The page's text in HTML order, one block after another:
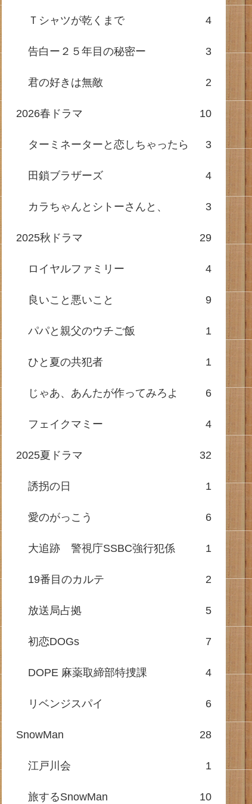
Ｔシャツが乾くまで 4
告白ー２５年目の秘密ー 3
君の好きは無敵 2
2026春ドラマ 10
ターミネーターと恋しちゃったら 3
田鎖ブラザーズ 4
カラちゃんとシトーさんと、 3
2025秋ドラマ 29
ロイヤルファミリー 4
良いこと悪いこと 9
パパと親父のウチご飯 1
ひと夏の共犯者 1
じゃあ、あんたが作ってみろよ 6
フェイクマミー 4
2025夏ドラマ 32
誘拐の日 1
愛のがっこう 6
大追跡 警視庁SSBC強行犯係 1
19番目のカルテ 2
放送局占拠 5
初恋DOGs 7
DOPE 麻薬取締部特捜課 4
リベンジスパイ 6
SnowMan 28
江戸川会 1
旅するSnowMan 10